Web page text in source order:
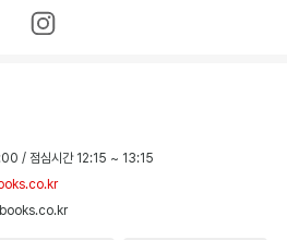
/ 점심시간 12:15 ~ 13:15